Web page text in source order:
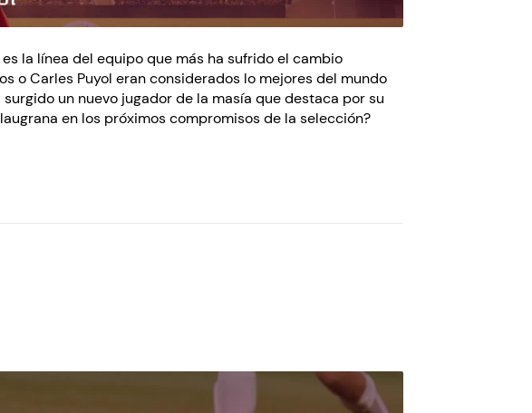
la línea del equipo que más ha sufrido el cambio
o Carles Puyol eran considerados lo mejores del mundo
un nuevo jugador de la masía que destaca por su
en los próximos compromisos de la selección?